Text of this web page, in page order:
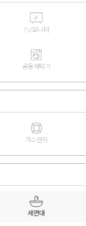
TV/모니터
공용세탁기
가스렌지
세면대